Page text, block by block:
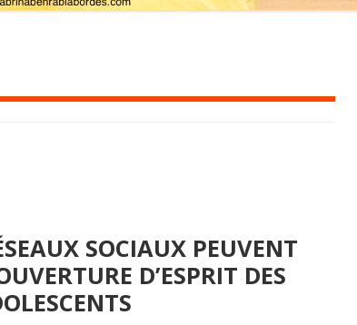
SOCIAUX PEUVENT
D’ESPRIT DES